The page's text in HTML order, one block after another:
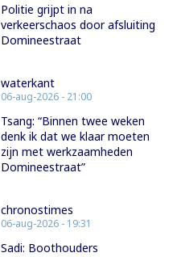
Politie grijpt in na
verkeerschaos door afsluiting
Domineestraat
waterkant
06-aug-2026 - 21:00
Tsang: “Binnen twee weken
denk ik dat we klaar moeten
zijn met werkzaamheden
Domineestraat”
chronostimes
06-aug-2026 - 19:31
Sadi: Boothouders